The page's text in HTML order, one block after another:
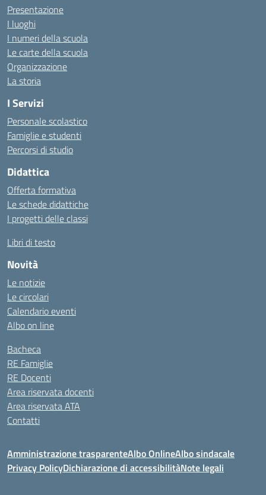
Presentazione
I luoghi
I numeri della scuola
Le carte della scuola
Organizzazione
La storia
I Servizi
Personale scolastico
Famiglie e studenti
Percorsi di studio
Didattica
Offerta formativa
Le schede didattiche
I progetti delle classi
Libri di testo
Novità
Le notizie
Le circolari
Calendario eventi
Albo on line
Bacheca
RE Famiglie
RE Docenti
Area riservata docenti
Area riservata ATA
Contatti
Amministrazione trasparenteAlbo OnlineAlbo sindacale
Privacy PolicyDichiarazione di accessibilitàNote legali